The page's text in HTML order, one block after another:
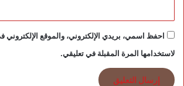
احفظ اسمي، بريدي الإلكتروني، والموقع الإلكتروني
لاستخدامها المرة المقبلة في تعليقي.